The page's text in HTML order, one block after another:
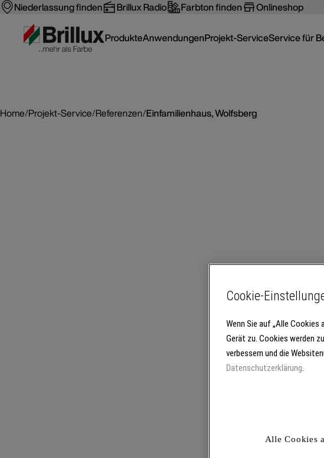
Niederlassung finden Brillux Radio Farbton finden Onlineshop
ProdukteAnwendungenProjekt-ServiceService für
Home/Projekt-Service/Referenzen/Einfamilienhaus, Wolfsberg
Cookie-
Wenn Sie auf „Alle Cookies
Gerät zu. Cookies werden
verbessern und die
Datenschutzerklärung.
Alle Cookies